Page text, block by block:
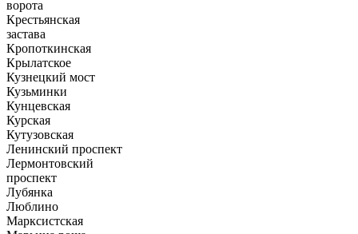
ворота
Крестьянская
застава
Кропоткинская
Крылатское
Кузнецкий мост
Кузьминки
Кунцевская
Курская
Кутузовская
Ленинский проспект
Лермонтовский
проспект
Лубянка
Люблино
Марксистская